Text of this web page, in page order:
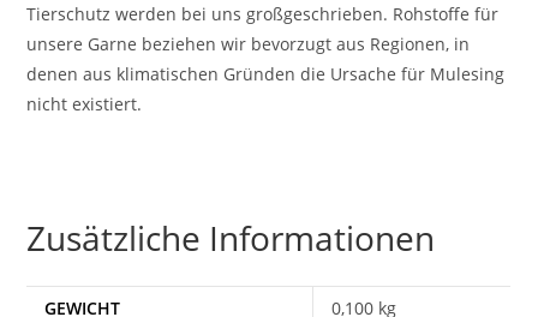
Tierschutz werden bei uns großgeschrieben. Rohstoffe für
unsere Garne beziehen wir bevorzugt aus Regionen, in
denen aus klimatischen Gründen die Ursache für Mulesing
nicht existiert.
Zusätzliche Informationen
GEWICHT
0,100 kg